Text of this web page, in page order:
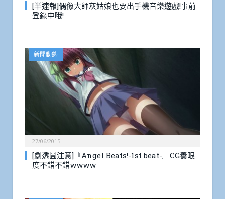
[半速報]偶像大師灰姑娘也要出手機音樂遊戲!事前
登錄中哦!
新聞動態
27/06/2015
[劇透圖注意]『Angel Beats!-1st beat-』CG養眼
度不錯不錯wwww